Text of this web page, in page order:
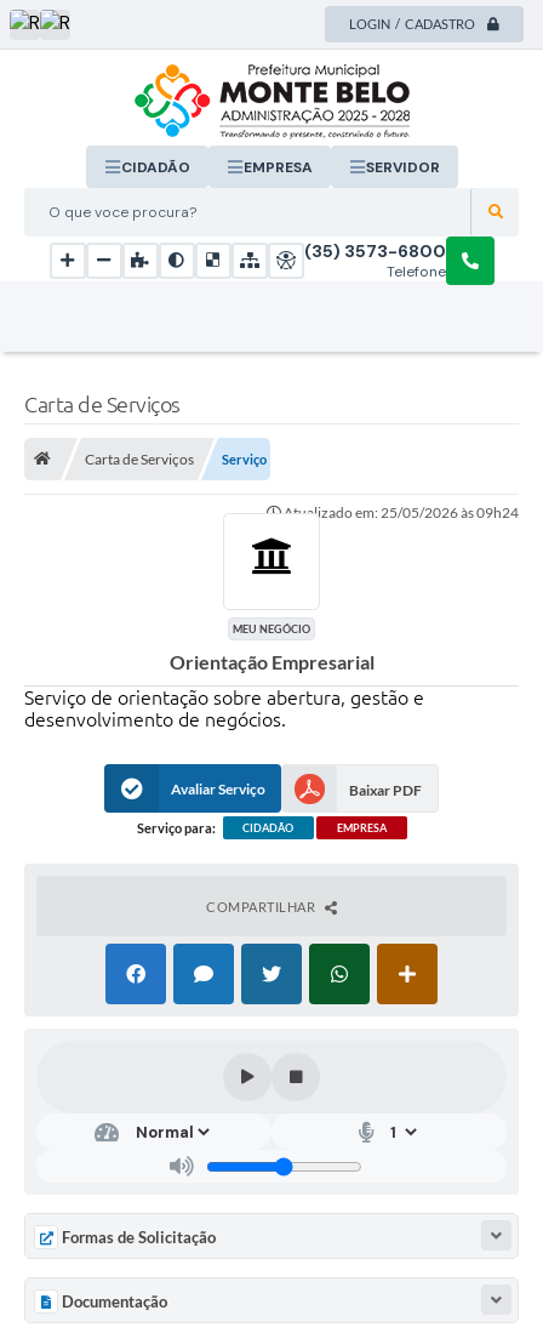
LOGIN / CADASTRO
O que voce procura?
CIDADÃO EMPRESA SERVIDOR
Telefone
(35) 3573-6800
Carta de Serviços
Carta de Serviços Serviço
Atualizado em: 25/05/2026 às 09h24
MEU NEGÓCIO
Orientação Empresarial
Serviço de orientação sobre abertura, gestão e
desenvolvimento de negócios.
Avaliar Serviço Baixar PDF
Serviço para: CIDADÃO EMPRESA
COMPARTILHAR
Formas de Solicitação
Documentação